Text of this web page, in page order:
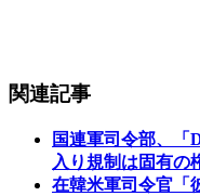
関連記事
国連軍司令部、
入り規制は固有の
在韓米軍司令官「